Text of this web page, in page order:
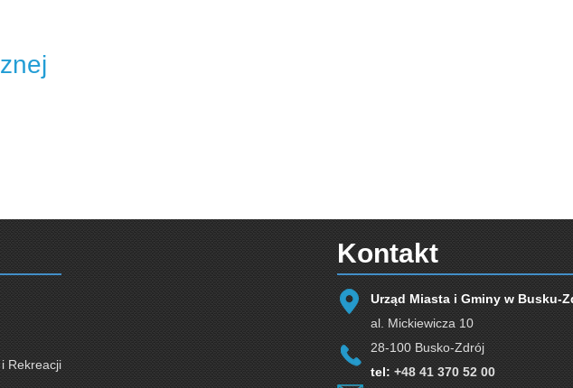
Rekreacji
Kontakt
Urząd Miasta i Gminy w Busku-
al. Mickiewicza 10
28-100 Busko-Zdrój
tel: +48 41 370 52 00